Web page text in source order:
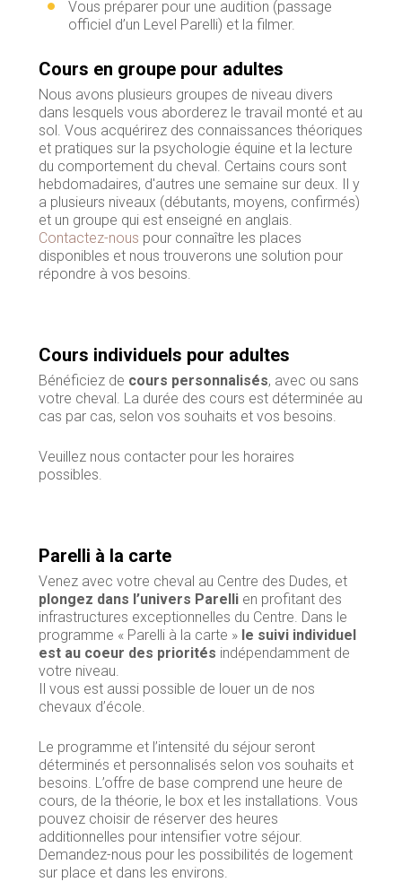
Vous préparer pour une audition (passage
officiel d’un Level Parelli) et la filmer.
Cours en groupe pour adultes
Nous avons plusieurs groupes de niveau divers
dans lesquels vous aborderez le travail monté et au
sol. Vous acquérirez des connaissances théoriques
et pratiques sur la psychologie équine et la lecture
du comportement du cheval. Certains cours sont
hebdomadaires, d'autres une semaine sur deux. Il y
a plusieurs niveaux (débutants, moyens, confirmés)
et un groupe qui est enseigné en anglais.
Contactez-nous pour connaître les places
disponibles et nous trouverons une solution pour
répondre à vos besoins.
Cours individuels pour adultes
Bénéficiez de cours personnalisés, avec ou sans
votre cheval. La durée des cours est déterminée au
cas par cas, selon vos souhaits et vos besoins.
Veuillez nous contacter pour les horaires
possibles.
Parelli à la carte
Venez avec votre cheval au Centre des Dudes, et
plongez dans l’univers Parellien profitant des
infrastructures exceptionnelles du Centre. Dans le
programme « Parelli à la carte » le suivi individuel
est au coeur des priorités indépendamment de
votre niveau.
Il vous est aussi possible de louer un de nos
chevaux d’école.
Le programme et l’intensité du séjour seront
déterminés et personnalisés selon vos souhaits et
besoins. L’offre de base comprend une heure de
cours, de la théorie, le box et les installations. Vous
pouvez choisir de réserver des heures
additionnelles pour intensifier votre séjour.
Demandez-nous pour les possibilités de logement
sur place et dans les environs.